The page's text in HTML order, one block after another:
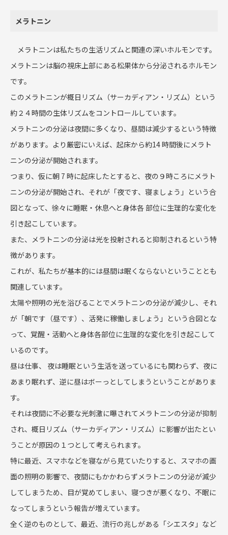
メラトニン
メラトニンは私たちの生活リズムと関連の深いホルモンです。
メラトニンは脳の視床上部にある松果体から分泌されるホルモン
です。
このメラトニンが概日リズム（サーカディアン・リズム）という
約２４時間の生体リズムをコントロールしています。
メラトニンの分泌は夜間に多くなり、昼間は減少するという特徴
があります。より厳密にいえば、起床から約14 時間後にメラト
ニンの分泌が開始されます。
つまり、仮に朝 7 時に起床したとすると、夜の９時ころにメラト
ニンの分泌が開始され、それが「夜です、寝ましょう」という合
図となって、徐々に睡眠・休息へと身体各 部位に生理的な変化を
引き起こしています。
また、メラトニンの分泌は光を投射されると抑制されるという特
徴があります。
これが、私たちが基本的には昼間は眠くならないということとも
関連しています。
太陽や照明の光を浴びることでメラトニンの分泌が減少し、それ
が「朝です（昼です）、活発に稼働しましょう」という合図とな
って、覚醒・活動へと身体各部位に生理的な変化を引き起こして
いるのです。
昼は仕事、 夜は睡眠という生活を送っているにも関わらず、夜に
あまり眠れず、逆に昼はボーっとしてしまうということがありま
す。
それは夜間に不必要な光刺激に曝されてメラトニンの分泌が抑制
され、概日リズム（サーカディアン・リズム）に影響が出たとい
うことが原因の１つとして考えられます。
特に最近、スマホなどを寝ながら見ていたりすると、スマホの画
面の照明の影響で、夜間にもかかわらずメラトニンの分泌が減少
してしまうため、目が覚めてしまい、寝つきが悪くなり、不眠に
なってしまうという報告が増えています。
全く逆のものとして、最近、流行の兆しがある「シエスタ」など